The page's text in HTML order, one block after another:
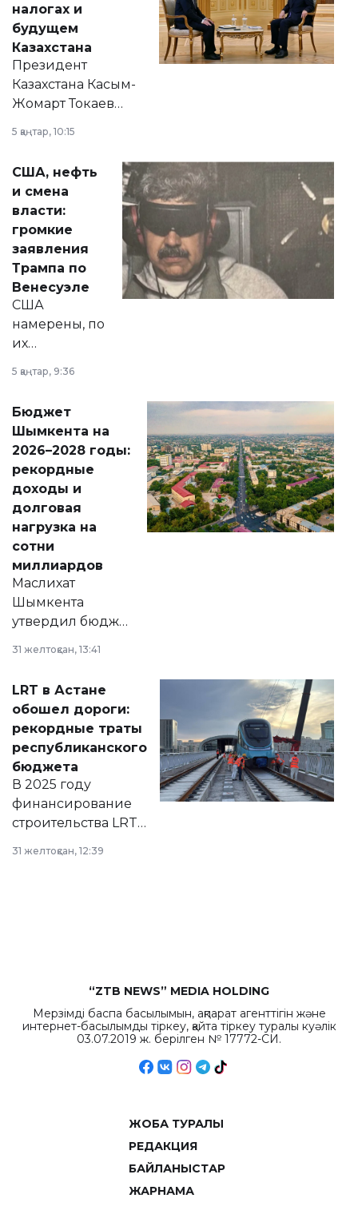
налогах и
будущем
Казахстана
Президент
Казахстана Касым-
Жомарт Токаев
сразу несколько
актуальных тем —
от слухов о
политических
реформах до
вопросов армии,
экономики и
личного здоровья.
5 қаңтар, 10:15
США, нефть
и смена
власти:
громкие
заявления
Трампа по
Венесуэле
США
намерены, по
их
принести
народу
Венесуэлы.
5 қаңтар, 9:36
Бюджет
Шымкента на
2026–2028 годы:
рекордные
доходы и
долговая
нагрузка на
сотни
миллиардов
Маслихат
Шымкента
утвердил бюджет
2028 годы.
документ
появился в базе
нормативных
правовых актов и
на сайте маслихат
города.
31 желтоқсан, 13:41
LRT в Астане
обошел дороги:
рекордные траты
республиканского
бюджета
В 2025 году
финансирование
строительства LRT
республиканского
31 желтоқсан, 12:39
“ZTB NEWS” MEDIA HOLDING
Мерзімді баспа басылымын, ақпарат агенттігін және
интернет-басылымды тіркеу, қайта тіркеу туралы куәлік
03.07.2019 ж. берілген № 17772-СИ.
ЖОБА ТУРАЛЫ
РЕДАКЦИЯ
БАЙЛАНЫСТАР
ЖАРНАМА